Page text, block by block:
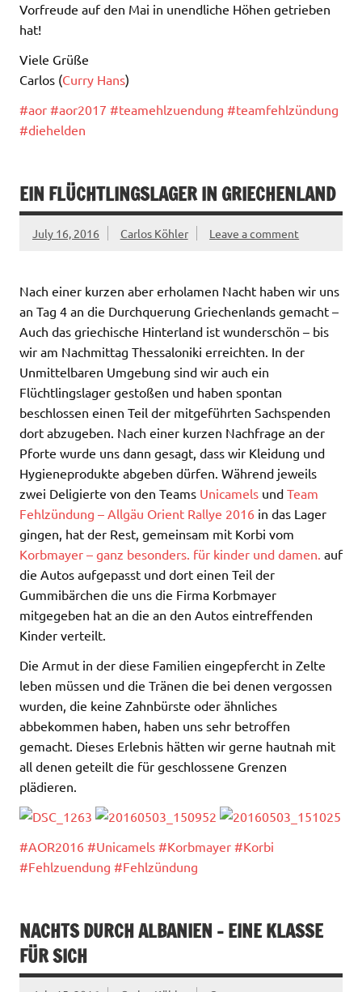
Vorfreude auf den Mai in unendliche Höhen getrieben
hat!
Viele Grüße
Carlos (Curry Hans)
#aor #aor2017 #teamehlzuendung #teamfehlzündung
#diehelden
EIN FLÜCHTLINGSLAGER IN GRIECHENLAND
July 16, 2016 Carlos Köhler Leave a comment
Nach einer kurzen aber erholamen Nacht haben wir uns
an Tag 4 an die Durchquerung Griechenlands gemacht –
Auch das griechische Hinterland ist wunderschön – bis
wir am Nachmittag Thessaloniki erreichten. In der
Unmittelbaren Umgebung sind wir auch ein
Flüchtlingslager gestoßen und haben spontan
beschlossen einen Teil der mitgeführten Sachspenden
dort abzugeben. Nach einer kurzen Nachfrage an der
Pforte wurde uns dann gesagt, dass wir Kleidung und
Hygieneprodukte abgeben dürfen. Während jeweils
zwei Deligierte von den Teams Unicamels und Team
Fehlzündung – Allgäu Orient Rallye 2016 in das Lager
gingen, hat der Rest, gemeinsam mit Korbi vom
Korbmayer – ganz besonders. für kinder und damen. auf
die Autos aufgepasst und dort einen Teil der
Gummibärchen die uns die Firma Korbmayer
mitgegeben hat an die an den Autos eintreffenden
Kinder verteilt.
Die Armut in der diese Familien eingepfercht in Zelte
leben müssen und die Tränen die bei denen vergossen
wurden, die keine Zahnbürste oder ähnliches
abbekommen haben, haben uns sehr betroffen
gemacht. Dieses Erlebnis hätten wir gerne hautnah mit
all denen geteilt die für geschlossene Grenzen
plädieren.
‪#‎AOR2016‬ ‪#‎Unicamels‬ ‪#‎Korbmayer‬ ‪#‎Korbi‬
‪#‎Fehlzuendung‬ ‪#‎Fehlzündung‬
NACHTS DURCH ALBANIEN – EINE KLASSE
FÜR SICH